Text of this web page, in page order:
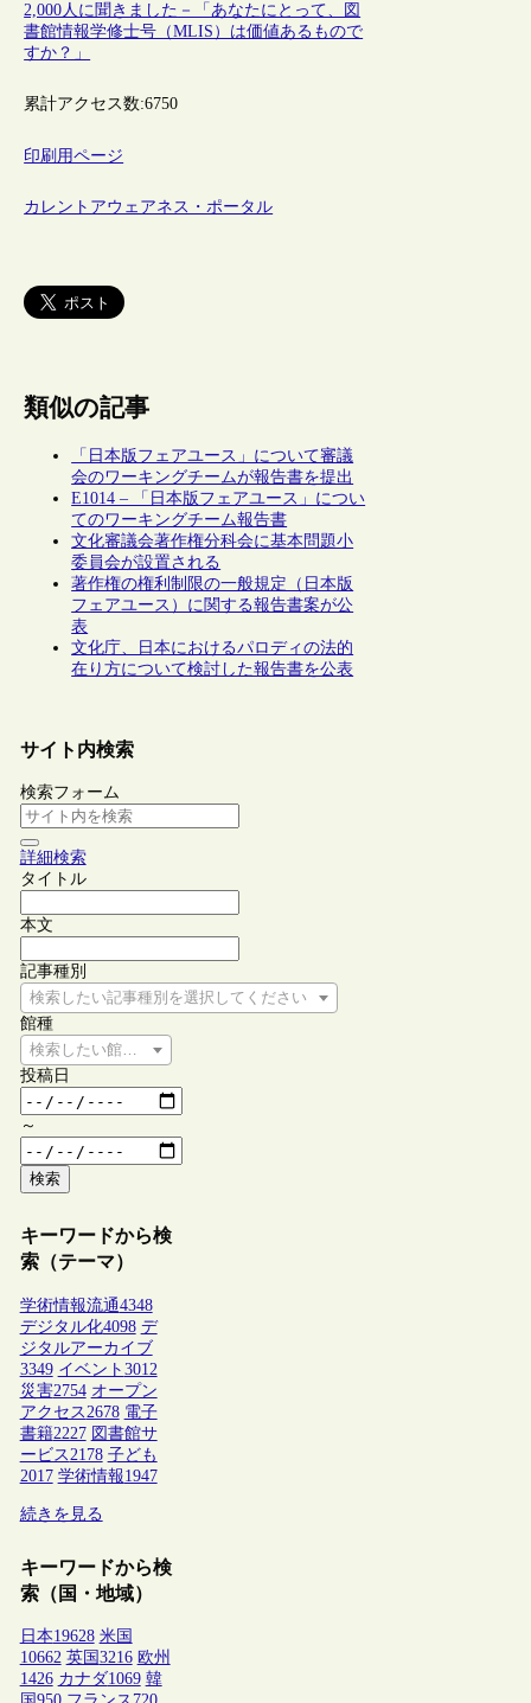
2,000人に聞きました－「あなたにとって、図
書館情報学修士号（MLIS）は価値あるもので
すか？」
累計アクセス数:6750
印刷用ページ
カレントアウェアネス・ポータル
類似の記事
「日本版フェアユース」について審議
会のワーキングチームが報告書を提出
E1014 – 「日本版フェアユース」につい
てのワーキングチーム報告書
文化審議会著作権分科会に基本問題小
委員会が設置される
著作権の権利制限の一般規定（日本版
フェアユース）に関する報告書案が公
表
文化庁、日本におけるパロディの法的
在り方について検討した報告書を公表
サイト内検索
検索フォーム
詳細検索
タイトル
本文
記事種別
検索したい記事種別を選択してください
館種
検索したい館種を選択してください
投稿日
～
検索
キーワードから検
索（テーマ）
学術情報流通4348
デジタル化4098 デ
ジタルアーカイブ
3349 イベント 3012
災害2754 オープン
アクセス 2678 電子
書籍2227 図書館サ
ービス 2178 子ども
2017 学術情報1947
続きを見る
キーワードから検
索（国・地域）
日本19628 米国
10662 英国 3216 欧州
1426 カナダ1069 韓